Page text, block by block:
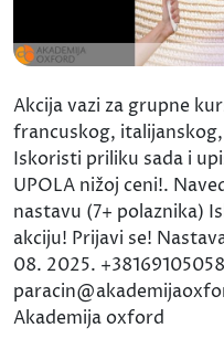
Akcija vazi za grupne
francuskog,
Iskoristi priliku sada i
UPOLA nižoj ceni!.
nastavu (7+ polaznika)
akciju! Prijavi se!
08. 2025.
Akademija oxford